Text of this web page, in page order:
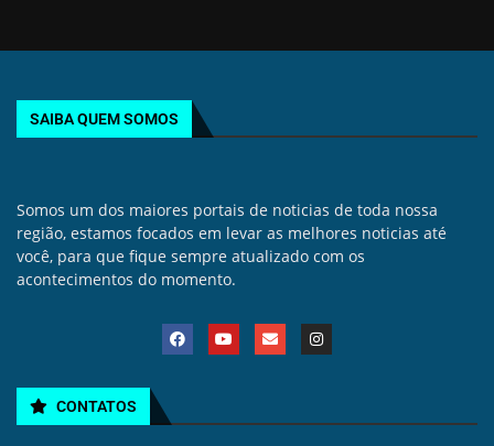
SAIBA QUEM SOMOS
Somos um dos maiores portais de noticias de toda nossa
região, estamos focados em levar as melhores noticias até
você, para que fique sempre atualizado com os
acontecimentos do momento.
CONTATOS